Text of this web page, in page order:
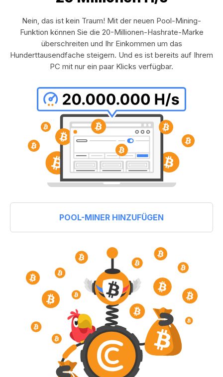
Nein, das ist kein Traum! Mit der neuen Pool-Mining-
Funktion können Sie die 20-Millionen-Hashrate-Marke
überschreiten und Ihr Einkommen um das
Hunderttausendfache steigern. Und es ist bereits auf Ihrem
PC mit nur ein paar Klicks verfügbar.
POOL-MINER HINZUFÜGEN